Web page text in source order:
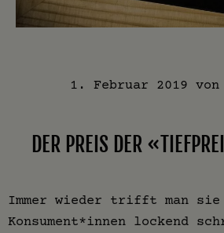
1. Februar 2019 von
DER PREIS DER
Immer wieder trifft man sie
Konsument*innen lockend